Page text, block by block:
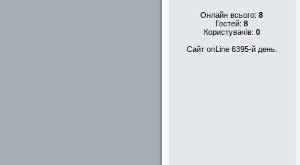
Онлайн всього: 8
Гостей: 8
Користувачів: 0
Сайт onLine 6395-й день.